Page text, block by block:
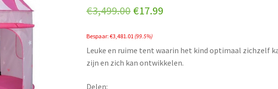
€3,499.00 Original
was:
€3,499.00.
€17.99
is:
€17.99.
Bespaar:€3,481.01(99.5%)
Leuke en ruime tent waarin het kind optimaal zichzelf
zijn en zich kan ontwikkelen.
Delen: